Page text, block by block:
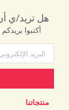
هل تريد/ي
أكتبوا
منتجاتنا